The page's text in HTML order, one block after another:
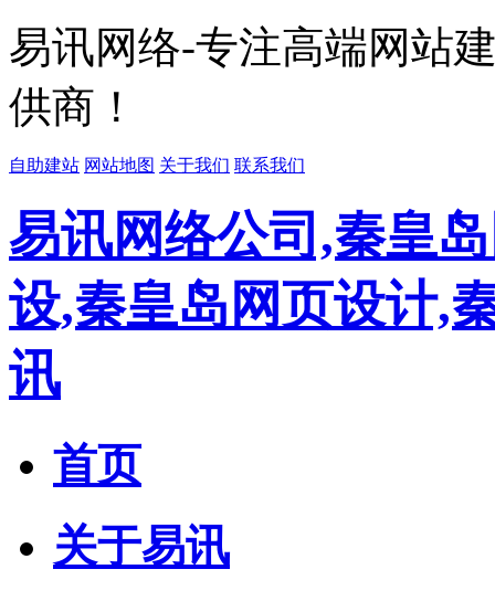
易讯网络-专注高端网站
供商！
自助建站 网站地图 关于我们 联系我们
易讯网络公司,秦皇
设,秦皇岛网页设计,
讯
首页
关于易讯